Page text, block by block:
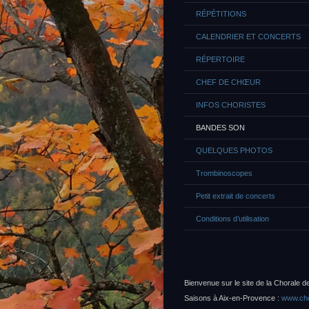
RÉPÉTITIONS
CALENDRIER ET CONCERTS
RÉPERTOIRE
CHEF DE CHŒUR
INFOS CHORISTES
BANDES SON
QUELQUES PHOTOS
Trombinoscopes
Petit extrait de concerts
Conditions d’utilisation
Bienvenue sur le site de la Chorale
Saisons à Aix-en-Provence :